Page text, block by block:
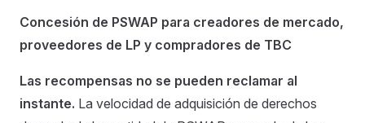
Concesión de PSWAP para creadores de mercado,
proveedores de LP y compradores de TBC
Las recompensas no se pueden reclamar al
instante. La velocidad de adquisición de derechos